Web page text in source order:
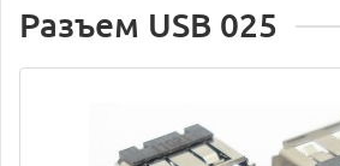
Разъем USB 025